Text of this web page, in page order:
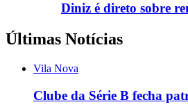
Diniz é direto sobre
Últimas Notícias
Vila Nova
Clube da Série B fecha